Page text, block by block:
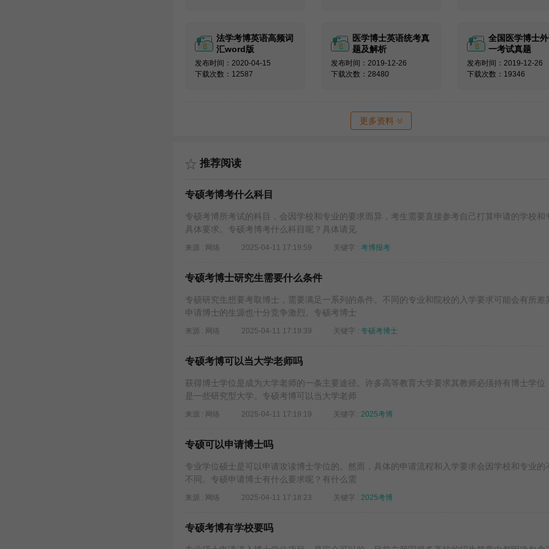
法学考博英语高频词
汇word版
发布时间：2020-04-15
下载次数：12587
医学博士英语统考真
题及解析
发布时间：2019-12-26
下载次数：28480
全国医学博士
一考试真题
发布时间：2019-12-26
下载次数：19346
更多资料
推荐阅读
专硕考博考什么科目
专硕考博所考试的科目，会因学校和专业的要求而异，考生需要直接参考自己打算申请的学校和
具体要求。专硕考博考什么科目呢？具体请见
来源 : 网络 2025-04-11 17:19:59 关键字 : 考博报考
专硕考博士研究生需要什么条件
专硕研究生想要考取博士，需要满足一系列的条件。不同的专业和院校的入学要求可能会有所差
申请博士的生源也十分竞争激烈。专硕考博士
来源 : 网络 2025-04-11 17:19:39 关键字 : 专硕考博士
专硕考博可以当大学老师吗
获得博士学位是成为大学老师的一条主要途径。许多高等教育大学要求其教师必须持有博士学位
是一些研究型大学。专硕考博可以当大学老师
来源 : 网络 2025-04-11 17:19:19 关键字 : 2025考博
专硕可以申请博士吗
专业学位硕士是可以申请攻读博士学位的。然而，具体的申请流程和入学要求会因学校和专业的
不同。专硕申请博士有什么要求呢？有什么需
来源 : 网络 2025-04-11 17:18:23 关键字 : 2025考博
专硕考博有学校要吗